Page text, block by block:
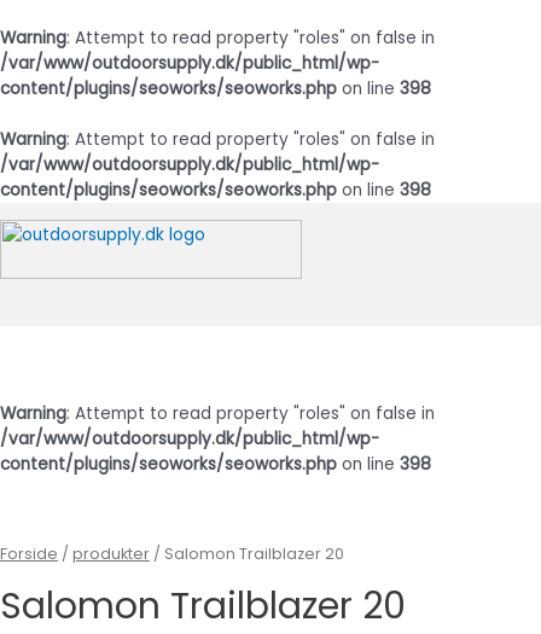
Warning: Attempt to read property "roles" on false in
/var/www/outdoorsupply.dk/public_html/wp-
content/plugins/seoworks/seoworks.php on line 398
Warning: Attempt to read property "roles" on false in
/var/www/outdoorsupply.dk/public_html/wp-
content/plugins/seoworks/seoworks.php on line 398
Gå
til
Warning: Attempt to read property "roles" on false in
/var/www/outdoorsupply.dk/public_html/wp-
content/plugins/seoworks/seoworks.php on line 398
Forside / produkter / Salomon Trailblazer 20
Salomon Trailblazer 20